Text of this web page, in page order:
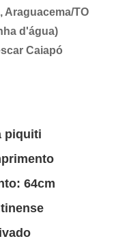
Araguacema/TO
d'água)
Caiapó
piquiti
64cm